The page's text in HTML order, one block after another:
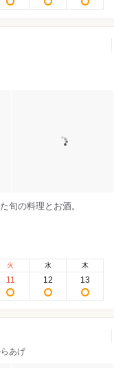
旬の料理とお酒。
火
11
水
12
木
13
あげ